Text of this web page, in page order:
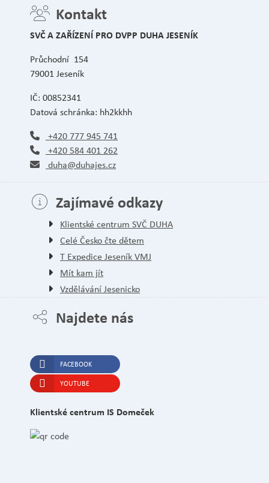
Kontakt
SVČ A ZAŘÍZENÍ PRO DVPP DUHA JESENÍK
Průchodní 154
79001 Jeseník
IČ: 00852341
Datová schránka: hh2kkhh
+420 777 945 741
+420 584 401 262
duha@duhajes.cz
Zajímavé odkazy
Klientské centrum SVČ DUHA
Celé Česko čte dětem
T Expedice Jeseník VMJ
Mít kam jít
Vzdělávání Jesenicko
Najdete nás
FACEBOOK
YOUTUBE
Klientské centrum IS Domeček